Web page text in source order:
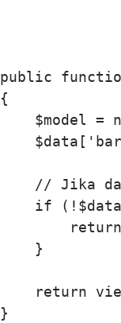
public
{
$model =
// Jika
if
    }
return
}